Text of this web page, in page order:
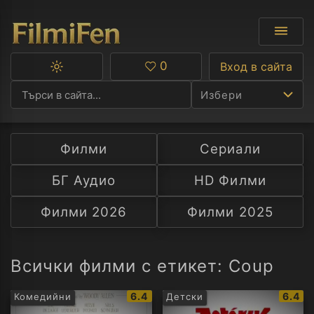
Избери
Ф
С
А
Превключване
тъмна
тема
Любими
0 Вход в сайта
Филми
Сериали
БГ Аудио
HD Филми
Филми 2026
Филми 2025
Всички филми с етикет: Coup
Комедийни
IMDb
рейтинг:
6.4 Детски
IMDb
6.4